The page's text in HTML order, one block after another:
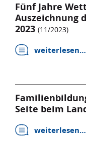
Fünf Jahre
Auszeichnung
2023 (11/2023)
weiterlesen…
Seite beim
weiterlesen…